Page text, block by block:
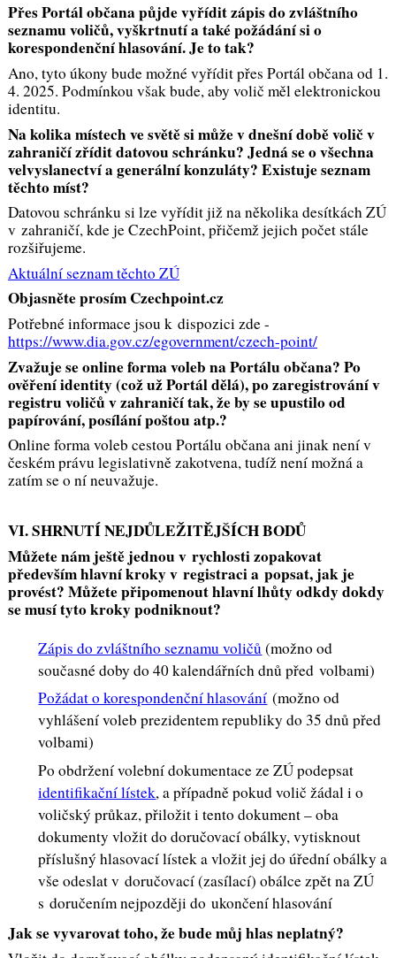
Přes Portál občana půjde vyřídit zápis do zvláštního
seznamu voličů, vyškrtnutí a také požádání si o
korespondenční hlasování. Je to tak?
Ano, tyto úkony bude možné vyřídit přes Portál občana od 1.
4. 2025. Podmínkou však bude, aby volič měl elektronickou
identitu.
Na kolika místech ve světě si může v dnešní době volič v
zahraničí zřídit datovou schránku? Jedná se o všechna
velvyslanectví a generální konzuláty? Existuje seznam
těchto míst?
Datovou schránku si lze vyřídit již na několika desítkách ZÚ
v zahraničí, kde je CzechPoint, přičemž jejich počet stále
rozšiřujeme.
Aktuální seznam těchto ZÚ
Objasněte prosím Czechpoint.cz
Potřebné informace jsou k dispozici zde -
https://www.dia.gov.cz/egovernment/czech-point/
Zvažuje se online forma voleb na Portálu občana? Po
ověření identity (což už Portál dělá), po zaregistrování v
registru voličů v zahraničí tak, že by se upustilo od
papírování, posílání poštou atp.?
Online forma voleb cestou Portálu občana ani jinak není v
českém právu legislativně zakotvena, tudíž není možná a
zatím se o ní neuvažuje.
VI. SHRNUTÍ NEJDŮLEŽITĚJŠÍCH BODŮ
Můžete nám ještě jednou v rychlosti zopakovat
především hlavní kroky v registraci a popsat, jak je
provést? Můžete připomenout hlavní lhůty odkdy dokdy
se musí tyto kroky podniknout?
Zápis do zvláštního seznamu voličů (možno od
současné doby do 40 kalendářních dnů před volbami)
Požádat o korespondenční hlasování (možno od
vyhlášení voleb prezidentem republiky do 35 dnů před
volbami)
Po obdržení volební dokumentace ze ZÚ podepsat
identifikační lístek, a případně pokud volič žádal i o
voličský průkaz, přiložit i tento dokument – oba
dokumenty vložit do doručovací obálky, vytisknout
příslušný hlasovací lístek a vložit jej do úřední obálky a
vše odeslat v doručovací (zasílací) obálce zpět na ZÚ
s doručením nejpozději do ukončení hlasování
Jak se vyvarovat toho, že bude můj hlas neplatný?